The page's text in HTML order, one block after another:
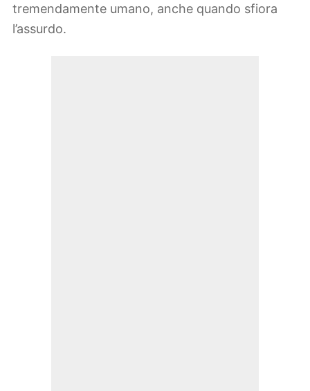
tremendamente umano, anche quando sfiora
l’assurdo.